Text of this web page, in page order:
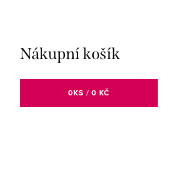
Nákupní košík
0KS / 0 KČ